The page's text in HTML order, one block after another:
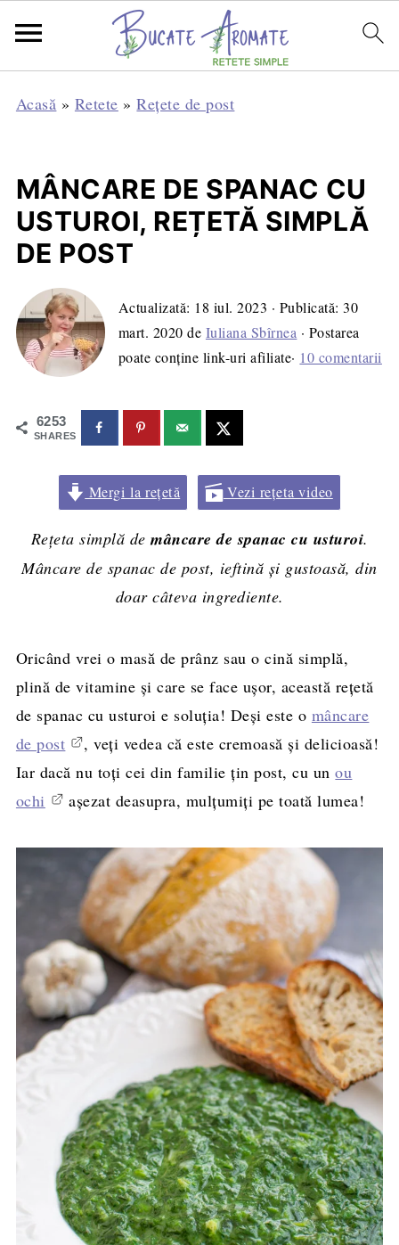
Acasă » Retete »Rețete de post
MÂNCARE DE SPANAC CU
USTUROI, REȚETĂ SIMPLĂ
DE POST
Actualizată: 18 iul. 2023 · Publicată:30
mart. 2020 de Iuliana Sbîrnea · Postarea
poate conține link-uri afiliate· 10 comentarii
6253
SHARES
Mergi la rețetă Vezi rețeta video
Rețeta simplă de mâncare de spanac cu usturoi.
Mâncare de spanac de post, ieftină și gustoasă, din
doar câteva ingrediente.
Oricând vrei o masă de prânz sau o cină simplă,
plină de vitamine și care se face ușor, această rețetă
de spanac cu usturoi e soluția! Deși este o mâncare
de post
, veți vedea că este cremoasă și delicioasă!
Iar dacă nu toți cei din familie țin post, cu unou
ochi
așezat deasupra, mulțumiți pe toată lumea!